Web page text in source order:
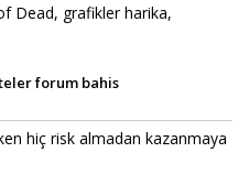
Dead, grafikler harika,
forum bahis
hiç risk almadan kazanmaya